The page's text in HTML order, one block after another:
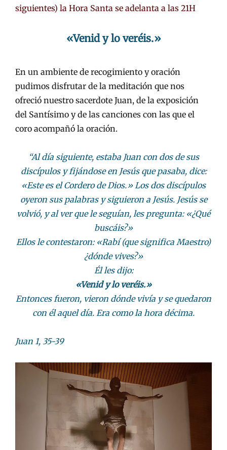
siguientes) la Hora Santa se adelanta a las 21H
«Venid y lo veréis.»
En un ambiente de recogimiento y oración
pudimos disfrutar de la meditación que nos
ofreció nuestro sacerdote Juan, de la exposición
del Santísimo y de las canciones con las que el
coro acompañó la oración.
“Al día siguiente, estaba Juan con dos de sus
discípulos y fijándose en Jesús que pasaba, dice:
«Este es el Cordero de Dios.» Los dos discípulos
oyeron sus palabras y siguieron a Jesús. Jesús se
volvió, y al ver que le seguían, les pregunta: «¿Qué
buscáis?»
Ellos le contestaron: «Rabí (que significa Maestro)
¿dónde vives?»
Él les dijo:
«Venid y lo veréis.»
Entonces fueron, vieron dónde vivía y se quedaron
con él aquel día. Era como la hora décima.
Juan 1, 35-39